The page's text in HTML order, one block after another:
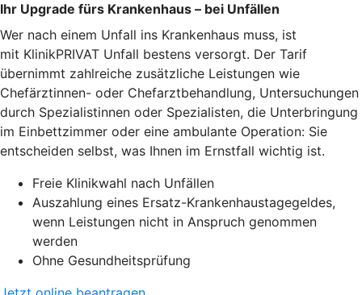
Ihr Upgrade fürs Krankenhaus – bei Unfällen
Wer nach einem Unfall ins Krankenhaus muss, ist
mit KlinikPRIVAT Unfall bestens versorgt. Der Tarif
übernimmt zahlreiche zusätzliche Leistungen wie
Chefärztinnen- oder Chefarztbehandlung, Untersuchungen
durch Spezialistinnen oder Spezialisten, die Unterbringung
im Einbettzimmer oder eine ambulante Operation: Sie
entscheiden selbst, was Ihnen im Ernstfall wichtig ist.
Freie Klinikwahl nach Unfällen
Auszahlung eines Ersatz-Krankenhaustagegeldes,
wenn Leistungen nicht in Anspruch genommen
werden
Ohne Gesundheitsprüfung